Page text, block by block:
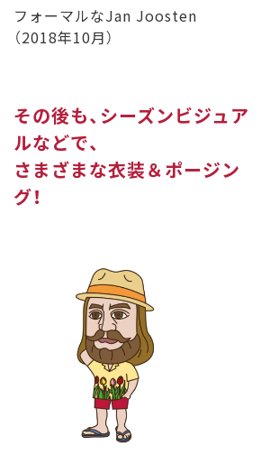
フォーマルなJan Joosten
（2018年10月）
その後も、シーズンビジュア
ルなどで、
さまざまな衣装＆ポージン
グ！